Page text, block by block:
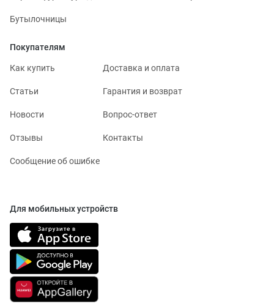
Бутылочницы
Покупателям
Как купить Доставка и оплата
Статьи Гарантия и возврат
Новости Вопрос-ответ
Отзывы Контакты
Сообщение об ошибке
Для мобильных устройств